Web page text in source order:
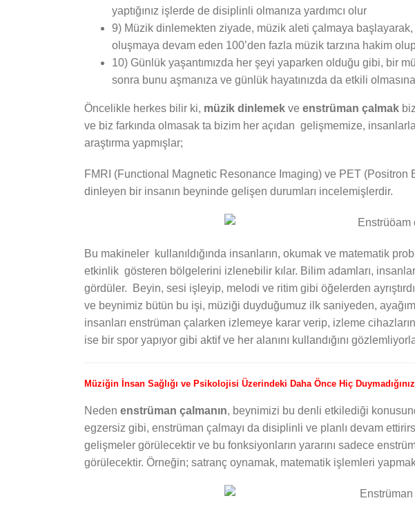
yaptığınız işlerde de disiplinli olmanıza yardımcı olur
9) Müzik dinlemekten ziyade, müzik aleti çalmaya
oluşmaya devam eden 100’den fazla müzik tarzına hakim
10) Günlük yaşantımızda her şeyi yaparken olduğu gibi, bir
sonra bunu aşmanıza ve günlük hayatınızda da etkili
Öncelikle herkes bilir ki, müzik dinlemek ve enstrüman çalmak
ve biz farkında olmasak ta bizim her açıdan gelişmemize,
araştırma yapmışlar;
FMRI (Functional Magnetic Resonance Imaging) ve PET (Positron
dinleyen bir insanın beyninde gelişen durumları incelemişlerdir.
Bu makineler kullanıldığında insanların, okumak ve matematik
etkinlik gösteren bölgelerini izlenebilir kılar. Bilim adamları,
gördüler. Beyin, sesi işleyip, melodi ve ritim gibi öğelerden
ve beynimiz bütün bu işi, müziği duyduğumuz ilk saniyeden,
insanları enstrüman çalarken izlemeye karar verip, izleme
ise bir spor yapıyor gibi aktif ve her alanını kullandığını
Müziğin İnsan Sağlığı ve Psikolojisi Üzerindeki Daha Önce Hiç
Neden enstrüman çalmanın, beynimizi bu denli etkilediği
egzersiz gibi, enstrüman çalmayı da disiplinli ve planlı devam
gelişmeler görülecektir ve bu fonksiyonların yararını sadece
görülecektir. Örneğin; satranç oynamak, matematik işlemleri